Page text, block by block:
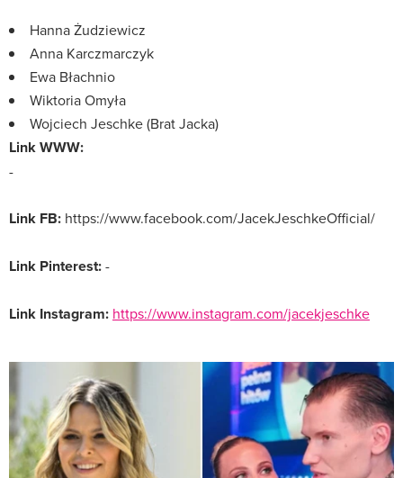
Hanna Żudziewicz
Anna Karczmarczyk
Ewa Błachnio
Wiktoria Omyła
Wojciech Jeschke (Brat Jacka)
Link WWW:
-
Link FB: https://www.facebook.com/JacekJeschkeOfficial/
Link Pinterest:-
Link Instagram: https://www.instagram.com/jacekjeschke